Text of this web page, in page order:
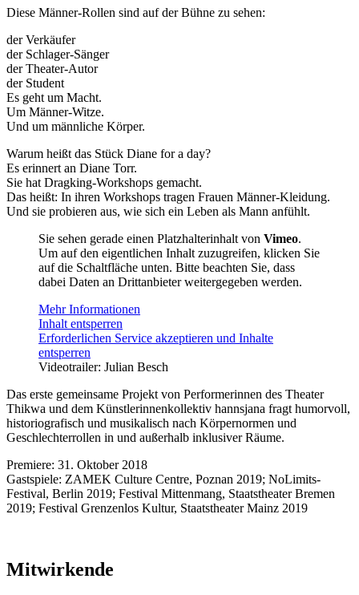
Diese Männer-Rollen sind auf der Bühne zu sehen:
der Verkäufer
der Schlager-Sänger
der Theater-Autor
der Student
Es geht um Macht.
Um Männer-Witze.
Und um männliche Körper.
Warum heißt das Stück Diane for a day?
Es erinnert an Diane Torr.
Sie hat Dragking-Workshops gemacht.
Das heißt: In ihren Workshops tragen Frauen Männer-Kleidung.
Und sie probieren aus, wie sich ein Leben als Mann anfühlt.
Sie sehen gerade einen Platzhalterinhalt von Vimeo.
Um auf den eigentlichen Inhalt zuzugreifen, klicken Sie
auf die Schaltfläche unten. Bitte beachten Sie, dass
dabei Daten an Drittanbieter weitergegeben werden.
Mehr Informationen
Inhalt entsperren
Erforderlichen Service akzeptieren und Inhalte
entsperren
Videotrailer: Julian Besch
Das erste gemeinsame Projekt von Performerinnen des Theater
Thikwa und dem Künstlerinnenkollektiv hannsjana fragt humorvoll,
historiografisch und musikalisch nach Körpernormen und
Geschlechterrollen in und außerhalb inklusiver Räume.
Premiere: 31. Oktober 2018
Gastspiele: ZAMEK Culture Centre, Poznan 2019; NoLimits-
Festival, Berlin 2019; Festival Mittenmang, Staatstheater Bremen
2019; Festival Grenzenlos Kultur, Staatstheater Mainz 2019
Mitwirkende